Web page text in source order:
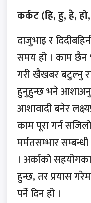
कर्कट (हि, हु, हे,
दाजुभाइ र
समय हो । काम छैन
गरी खैखबर बटुल्नु
हुनुहुन्छ भने
आशावादी बनेर
काम पूरा गर्न
मर्मतसम्भार
। अर्काको
हुन्छ, तर प्रयास
पर्ने दिन हो ।